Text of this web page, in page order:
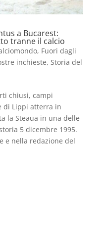
a Bucarest:
tranne il calcio
, Fuori dagli
inchieste, Storia del
chiusi, campi
di Lippi atterra in
la Steaua in una delle
5 dicembre 1995.
e nella redazione del